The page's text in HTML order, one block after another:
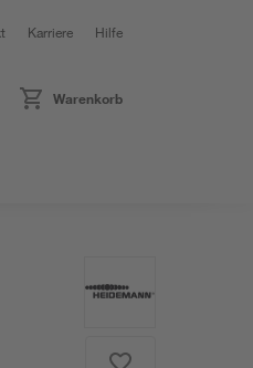
Karriere Hilfe
Warenkorb